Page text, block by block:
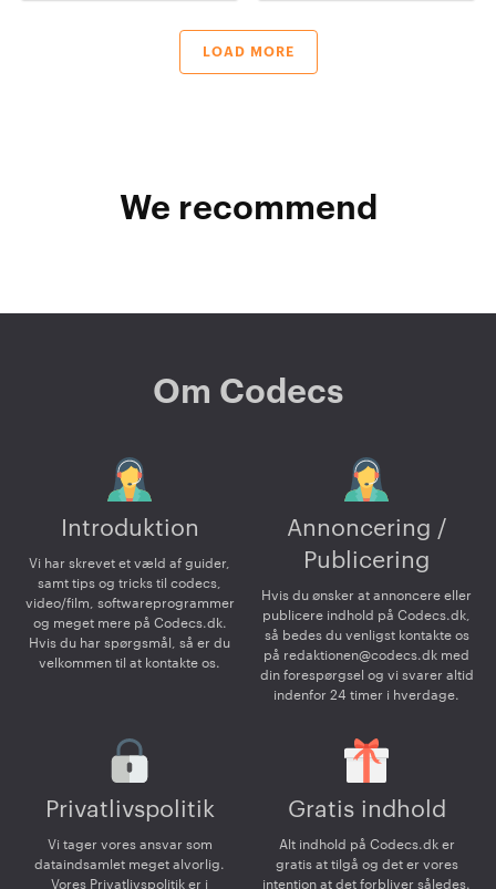
LOAD MORE
We recommend
Om Codecs
Introduktion
Vi har skrevet et væld af guider,
samt tips og tricks til codecs,
video/film, softwareprogrammer
og meget mere på Codecs.dk.
Hvis du har spørgsmål, så er du
velkommen til at kontakte os.
Annoncering /
Publicering
Hvis du ønsker at annoncere eller
publicere indhold på Codecs.dk,
så bedes du venligst kontakte os
på redaktionen@codecs.dk med
din forespørgsel og vi svarer altid
indenfor 24 timer i hverdage.
Privatlivspolitik
Vi tager vores ansvar som
dataindsamlet meget alvorlig.
Vores Privatlivspolitik er i
Gratis indhold
Alt indhold på Codecs.dk er
gratis at tilgå og det er vores
intention at det forbliver således.